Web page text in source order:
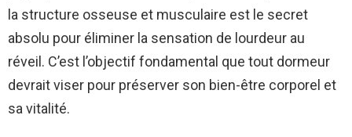
la structure osseuse et musculaire est le secret
absolu pour éliminer la sensation de lourdeur au
réveil. C’est l’objectif fondamental que tout dormeur
devrait viser pour préserver son bien-être corporel et
sa vitalité.